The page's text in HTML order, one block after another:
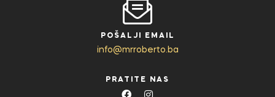
POŠALJI EMAIL
info@mrroberto.ba
PRATITE NAS